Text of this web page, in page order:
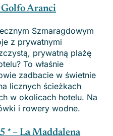
Aranci
Szmaragdowym
z prywatnymi
prywatną plażę
To właśnie
zadbacie w świetnie
licznych ścieżkach
w okolicach hotelu. Na
i rowery wodne.
* – La Maddalena